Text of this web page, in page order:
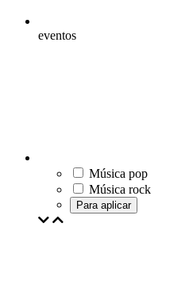
eventos
Música pop
Música rock
Para aplicar